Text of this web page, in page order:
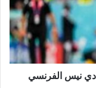
نيس الفرنسي